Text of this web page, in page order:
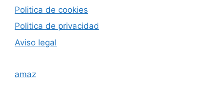
Politica de cookies
Politica de privacidad
Aviso legal
amaz